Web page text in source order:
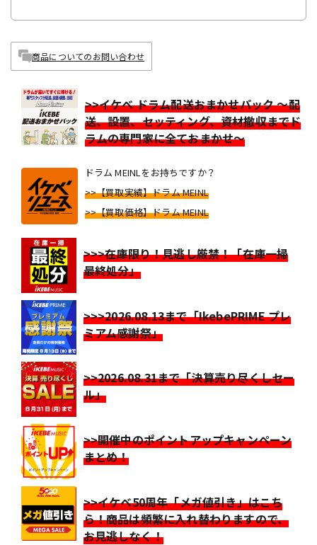
商品についてのお問い合わせ
>>イケベ ドラム配送おまかせパック ～配
送、設置、セッティング、資材撤収までド
ラムの専門家に全ておまかせ～
ドラム MEINLをお持ちですか？
>>【買取実績】ドラム MEINL
>>【買取価格】ドラム MEINL
>>>在庫限り！見逃し厳禁！「在庫一掃
最終処分」
>>>2026.08.13まで「IkebePRIME プレ
ミアム感謝祭」
>>2026.08.31まで「決算売り尽くしセー
ル」
>>開催中のポイントアップキャンペーン
まとめ！
>>イケベ50周年「メガ値引き」はこち
ら！商品は頻繁に入れ替わりますので、
お見逃しなく！